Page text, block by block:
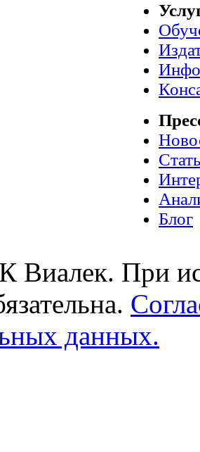
Блог
Виалек. При
данных.